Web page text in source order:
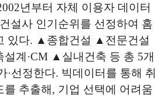
년부터 자체 이용자 데이터
설사 인기순위를 선정하여 홈
있다. ▲종합건설 ▲전문건설
계·CM ▲실내건축 등 총 5개
·선정한다. 빅데이터를 통해 취
를 추출해, 기업 선택에 어려움